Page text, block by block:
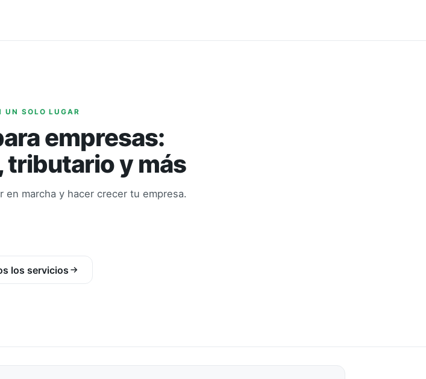
UN SOLO LUGAR
empresas:
tributario y más
en marcha y hacer crecer tu empresa.
los servicios